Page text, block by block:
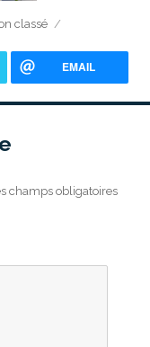
classé
EMAIL
champs obligatoires